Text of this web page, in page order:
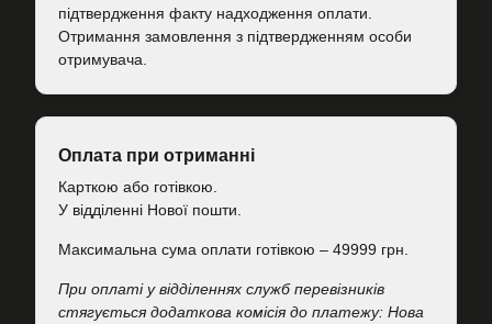
підтвердження факту надходження оплати.
Отримання замовлення з підтвердженням особи
отримувача.
Оплата при отриманні
Карткою або готівкою.
У відділенні Нової пошти.
Максимальна сума оплати готівкою – 49999 грн.
При оплаті у відділеннях служб перевізників
стягується додаткова комісія до платежу: Нова